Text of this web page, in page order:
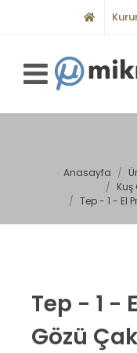
Anasayfa
Tep - 1 - El
Tep - 1 -
Gözü